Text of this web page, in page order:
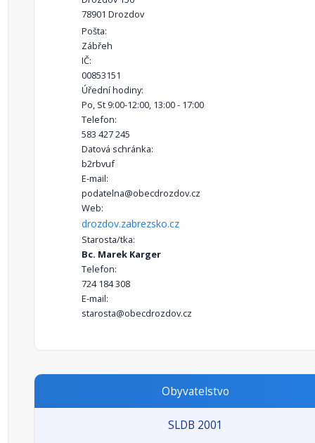
78901 Drozdov
Pošta:
Zábřeh
IČ:
00853151
Úřední hodiny:
Po, St 9:00-12:00, 13:00 - 17:00
Telefon:
583 427 245
Datová schránka:
b2rbvuf
E-mail:
podatelna@obecdrozdov.cz
Web:
drozdov.zabrezsko.cz
Starosta/tka:
Bc. Marek Karger
Telefon:
724 184 308
E-mail:
starosta@obecdrozdov.cz
Obyvatelstvo
SLDB 2001